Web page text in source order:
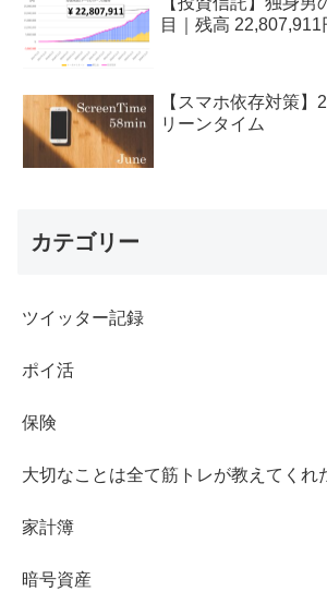
目｜残高 22,807,911
【スマホ依存対策】
リーンタイム
カテゴリー
ツイッター記録
ポイ活
保険
大切なことは全て筋トレが教えてくれ
家計簿
暗号資産